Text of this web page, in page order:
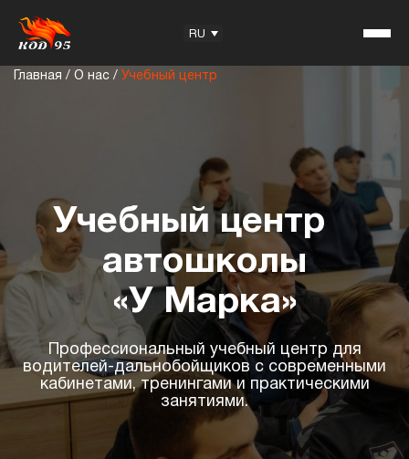
KOD95 — Товарный знак
Учебный центр
Отзывы
Предложение для партнёров
Полезная информация
Статьи
Вопросы на экзамен
RU
Главная / О нас / Учебный центр
Учебный центр
автошколы
«У Марка»
Профессиональный учебный центр для
водителей-дальнобойщиков с современными
кабинетами, тренингами и практическими
занятиями.